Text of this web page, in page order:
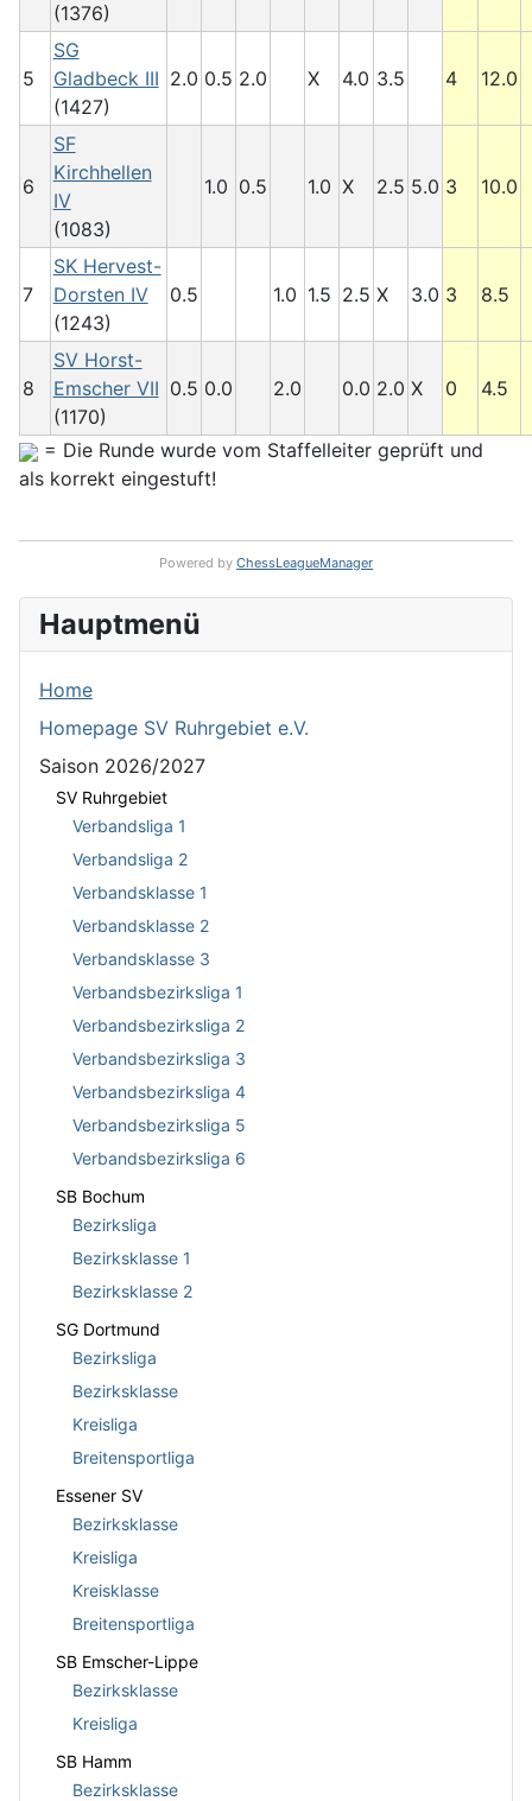
(1376)
5
SG
Gladbeck III
(1427)
2.0 0.5 2.0 X 4.0 3.5 4 12.0
6
SF
Kirchhellen
IV
(1083)
1.0 0.5 1.0 X 2.5 5.0 3 10.0
7
SK Hervest-
Dorsten IV
(1243)
0.5 1.0 1.5 2.5 X 3.0 3 8.5
8
SV Horst-
Emscher VII
(1170)
0.5 0.0 2.0 0.0 2.0 X 0 4.5
= Die Runde wurde vom Staffelleiter geprüft und
als korrekt eingestuft!
Powered by ChessLeagueManager
Hauptmenü
Home
Homepage SV Ruhrgebiet e.V.
Saison 2026/2027
SV Ruhrgebiet
Verbandsliga 1
Verbandsliga 2
Verbandsklasse 1
Verbandsklasse 2
Verbandsklasse 3
Verbandsbezirksliga 1
Verbandsbezirksliga 2
Verbandsbezirksliga 3
Verbandsbezirksliga 4
Verbandsbezirksliga 5
Verbandsbezirksliga 6
SB Bochum
Bezirksliga
Bezirksklasse 1
Bezirksklasse 2
SG Dortmund
Bezirksliga
Bezirksklasse
Kreisliga
Breitensportliga
Essener SV
Bezirksklasse
Kreisliga
Kreisklasse
Breitensportliga
SB Emscher-Lippe
Bezirksklasse
Kreisliga
SB Hamm
Bezirksklasse